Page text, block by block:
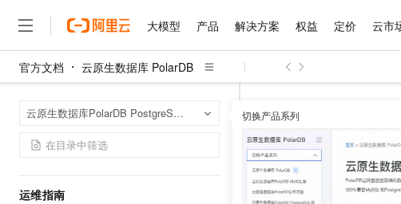
大模型 产品 解决方案 权益 定价 云市
官方文档 云原生数据库 PolarDB
云原生数据库PolarDB PostgreSQL版 切换产品系列
控制台发布记录
新版本更新说明
数据库代理发布说明
安全公告
运维指南
记忆管理
更新时间： 2026-03-06 09:05:12
大模型
大模型
产品 精选产品
大模型服务平台百炼
大模型服务与应用平台
千问大模型
多元化、高性能、安全可靠的大模型
解决方案 精选解决方案
睿译宝，AI翻译排版一步到位
上传文档即自动完成翻译和格式还原
GLM-5.2：长任务时代开源旗舰模
权益 普惠上云
普惠上云 官方力荐
云服务器38元/年起，超值低价云产品
官方推荐返现计划
推荐新用户得奖励，单订单最高返9万
定价 产品定价
了解云产品的定价详情
云上成本管理
管理和优化成本
云市场 精选商城
网站建设
多端小程序
Salesforce 国际版订阅
伙伴 成为销售伙伴
分销伙伴
咨询伙伴
销售伙伴合作计划
服务 售前咨询
在线服务
售后服务
自助服务
了解阿里云 为什么选择阿里云
什么是云计算
技术领先
稳定可靠